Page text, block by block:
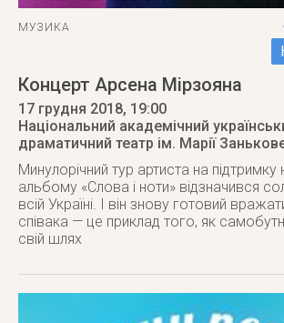
МУЗИКА
Концерт Арсена Мірзояна
17 грудня 2018, 19:00
Національний академічний
драматичний театр ім. Марії
Минулорічний тур артиста на підтримку
альбому «Слова і ноти» відзначився
всій Україні. І він знову готовий
співака — це приклад того, як
свій шлях